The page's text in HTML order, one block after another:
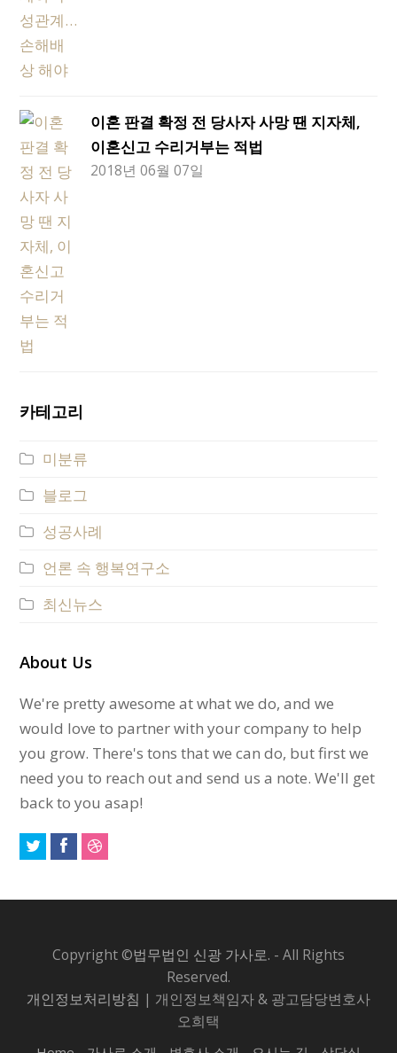
이혼 판결 확정 전 당사자 사망 땐 지자체,
이혼신고 수리거부는 적법
2018년 06월 07일
카테고리
미분류
블로그
성공사례
언론 속 행복연구소
최신뉴스
About Us
We're pretty awesome at what we do, and we
would love to partner with your company to help
you grow. There's tons that we can do, but first we
need you to reach out and send us a note. We'll get
back to you asap!
Copyright ©법무법인 신광 가사로. - All Rights
Reserved.
개인정보처리방침 | 개인정보책임자 & 광고담당변호사
오희택